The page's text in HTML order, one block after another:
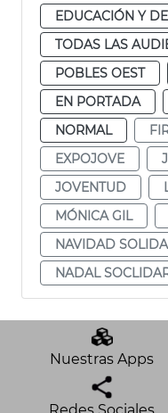
EDUCACIÓN Y
TODAS LAS
POBLES OEST
EN PORTADA
NORMAL
EXPOJOVE
JOVENTUD
MÓNICA GIL
NAVIDAD
NADAL
Nuestras Apps
Redes Sociales